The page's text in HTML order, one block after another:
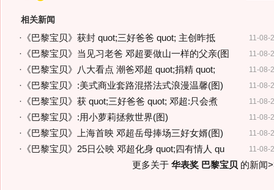
相关新闻
11-08-
· 《巴黎宝贝》获封 quot;三好爸爸 quot; 主创昨抵
11-08-
· 《巴黎宝贝》当见习老爸 邓超要做山一样的父亲(图
11-08-
· 《巴黎宝贝》八大看点 潮爸邓超 quot;捐精 quot;
11-08-
· 《巴黎宝贝》:美式商业套路混搭法式浪漫温馨(图)
11-08-
· 《巴黎宝贝》获 quot;三好爸爸 quot; 邓超:只会煮
11-08-
· 《巴黎宝贝》:用小萝莉拯救世界(图)
11-08-
· 《巴黎宝贝》上海首映 邓超岳母捧场三好女婿(图)
11-08-
· 《巴黎宝贝》25日公映 邓超化身 quot;四有情人 qu
更多关于 华表奖 巴黎宝贝 的新闻